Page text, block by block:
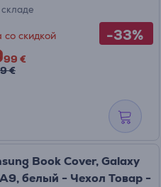
-33%
со скидкой
99 €
€
Book Cover, Galaxy
белый - Чехол Товар -